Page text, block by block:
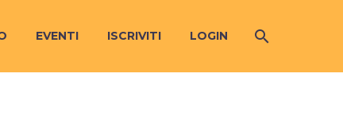
EVENTI ISCRIVITI LOGIN